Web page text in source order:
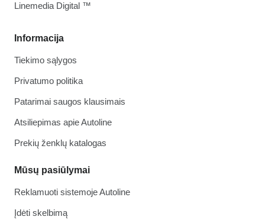
Informacija
Tiekimo sąlygos
Privatumo politika
Patarimai saugos klausimais
Atsiliepimas apie Autoline
Prekių ženklų katalogas
Mūsų pasiūlymai
Reklamuoti sistemoje Autoline
Įdėti skelbimą
Linemedia Digital ™